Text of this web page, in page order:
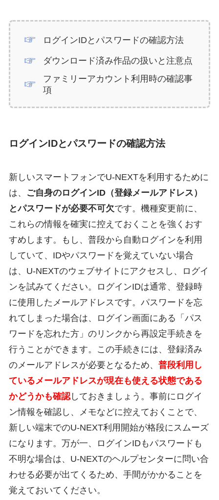
ログインIDとパスワードの確認方法
ダウンロード済み作品の扱いと注意点
ファミリーアカウント利用時の確認事
項
ログインIDとパスワードの確認方法
新しいスマートフォンでU-NEXTを利用するために
は、
ご自身のログインID（登録メールアドレス）
とパスワードが必要不可欠です。機種変更前に、
これらの情報を確実に控えておくことを強くおす
すめします。もし、普段から自動ログインを利用
していて、IDやパスワードを覚えていない場合
は、U-NEXTのウェブサイトにアクセスし、ログイ
ンを試みてください。ログインIDは通常、登録時
に使用したメールアドレスです。パスワードを忘
れてしまった場合は、ログイン画面にある「パス
ワードを忘れた方」のリンクから再設定手続きを
行うことができます。この手続きには、登録済み
のメールアドレスが必要となるため、 普段利用し
ているメールアドレスが現在も使える状態である
かどうかも確認しておきましょう。事前にログイ
ン情報を確認し、メモなどに控えておくことで、
新しい端末でのU-NEXT利用開始が格段にスムーズ
になります。万が一、ログインIDもパスワードも
不明な場合は、U-NEXTのヘルプセンターに問い合
わせる必要が出てくるため、手間がかかることを
覚えておいてください。